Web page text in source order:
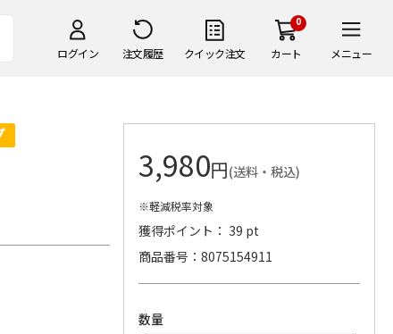
ログイン 注文履歴 クイック注文
0
カート メニュー
3,980円(送料・税込)
※軽減税率対象
獲得ポイント： 39 pt
商品番号
8075154911
数量